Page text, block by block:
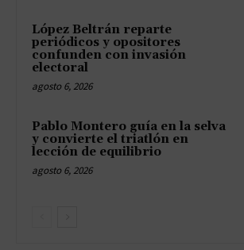
López Beltrán reparte
periódicos y opositores
confunden con invasión
electoral
agosto 6, 2026
Pablo Montero guía en la selva
y convierte el triatlón en
lección de equilibrio
agosto 6, 2026